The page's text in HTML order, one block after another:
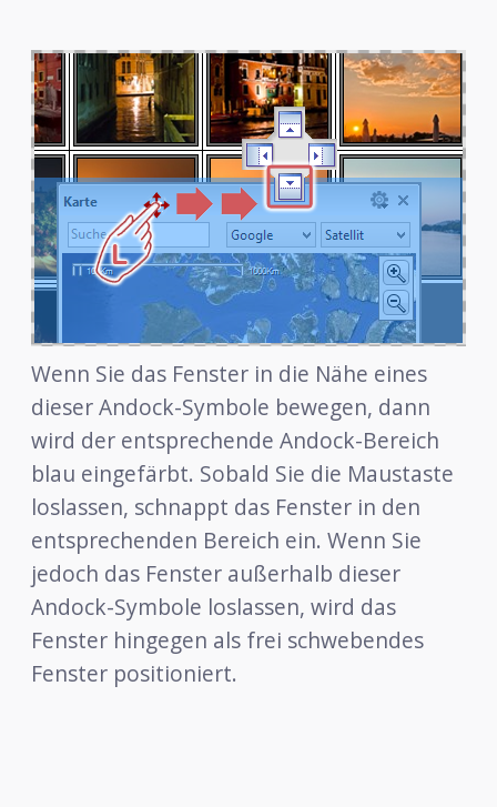
Wenn Sie das Fenster in die Nähe eines
dieser Andock-Symbole bewegen, dann
wird der entsprechende Andock-Bereich
blau eingefärbt. Sobald Sie die Maustaste
loslassen, schnappt das Fenster in den
entsprechenden Bereich ein. Wenn Sie
jedoch das Fenster außerhalb dieser
Andock-Symbole loslassen, wird das
Fenster hingegen als frei schwebendes
Fenster positioniert.